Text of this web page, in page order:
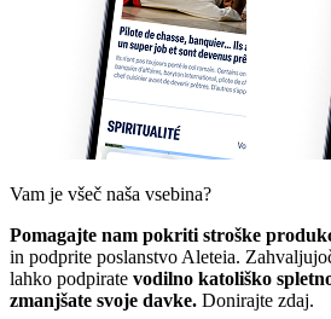
Vam je všeč naša vsebina?
Pomagajte nam pokriti stroške
in podprite poslanstvo Aleteia.
lahko podpirate vodilno katoliško
zmanjšate svoje davke. Donirajte zdaj.